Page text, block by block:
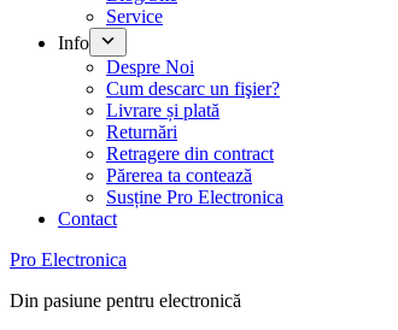
Service
Info
Despre Noi
Cum descarc un fişier?
Livrare și plată
Returnări
Retragere din contract
Părerea ta contează
Susține Pro Electronica
Contact
Pro Electronica
Din pasiune pentru electronică